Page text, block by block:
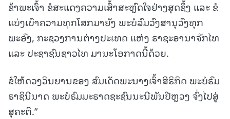
ຂ້າພະເຈົ້າ ຂໍສະແດງຄວາມເສົ້າສະຫຼົດໃຈຢ່າງສຸດຊຶ້ງ ແລະ ຂໍ
ແບ່ງເບົາຄວາມທຸກໂສກມາຍັງ ພະບໍລົມວົງສານຸວົງທຸກ
ພະອົງ, ກະຊວງການຕ່າງປະເທດ ແຫ່ງ ຣາຊະອານາຈັກໄທ
ແລະ ປະຊາຊົນຊາວໄທ ມານະໂອກາດນີ້ດ້ວຍ.
ຂໍໃຫ້ດວງວິນຍານຂອງ ສົມເດັດພະນາງເຈົ້າສິຣິກິດ ພະບໍຣົມ
ຣາຊິນີນາດ ພະບໍຣົມມະຣາດຊະຊົນນະນີພັນປີຫຼວງ ຈົ່ງໄປສູ່
ສຸຄະຕິ.”